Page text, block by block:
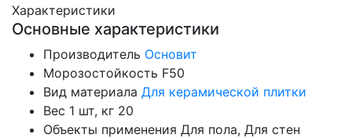
Характеристики
Основные характеристики
Производитель Основит
Морозостойкость F50
Вид материала Для керамической плитки
Вес 1 шт, кг 20
Объекты применения Для пола, Для стен